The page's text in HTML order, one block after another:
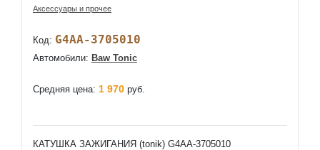
Аксессуары и прочее
Код: G4AA-3705010
Автомобили: Baw Tonic
Средняя цена: 1 970 руб.
КАТУШКА ЗАЖИГАНИЯ (tonik) G4AA-3705010